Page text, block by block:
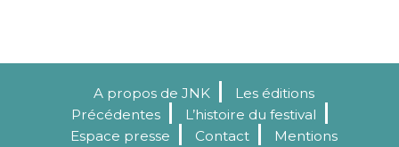
A propos de JNK
Les éditions
Précédentes
L’histoire du festival
Espace presse
Contact
Mentions